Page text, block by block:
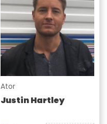
Ator
Justin Hartley